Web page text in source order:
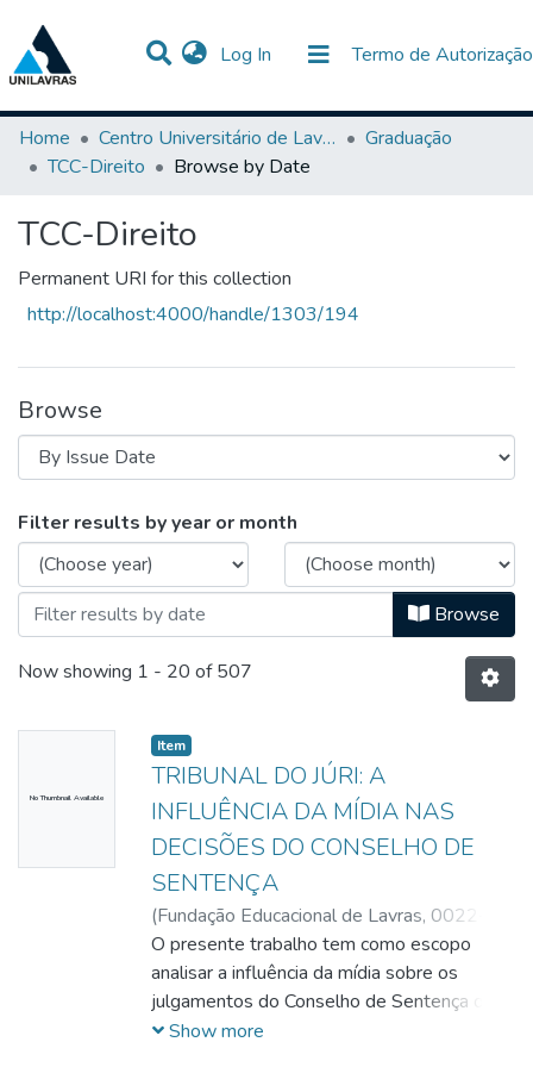
Log In (current) Termo de Autorização
Communities & Collections
All of DSpace
Home
Centro Universitário de Lavras-UNILAVRAS
Graduação
TCC-Direito
Browse by Date
TCC-Direito
Permanent URI for this collection
http://localhost:4000/handle/1303/194
Browse
Browsing TCC-Direito by Issue Date
Filter results by year or month
Browse
Now showing 1 - 20 of 507
No Thumbnail Available
Item
TRIBUNAL DO JÚRI: A
INFLUÊNCIA DA MÍDIA NAS
DECISÕES DO CONSELHO DE
SENTENÇA
(Fundação Educacional de Lavras, 0022-
11-10)Campos, Maria Eduardda de
Figueiredo Siqueira
O presente trabalho tem como escopo
analisar a influência da mídia sobre os
julgamentos do Conselho de Sentença do
Tribunal do Júri. Objetivo: O principal
Show more